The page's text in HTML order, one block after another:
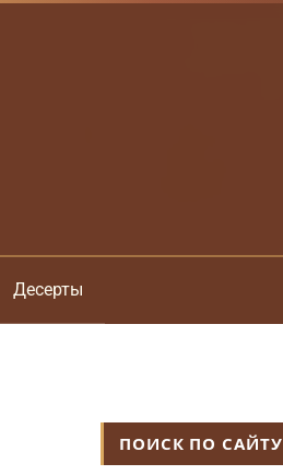
Десерты
ПОИСК ПО САЙТУ